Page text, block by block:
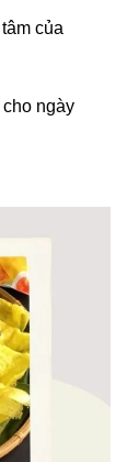
của
ngày